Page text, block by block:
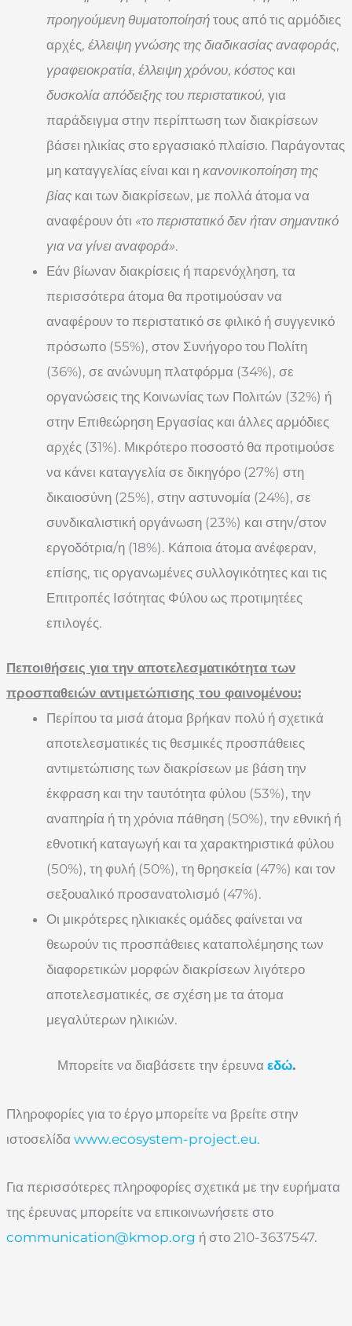
προηγούμενη θυματοποίησή τους από τις αρμόδιες
αρχές, έλλειψη γνώσης της διαδικασίας αναφοράς,
γραφειοκρατία, έλλειψη χρόνου, κόστος και
δυσκολία απόδειξης του περιστατικού, για
παράδειγμα στην περίπτωση των διακρίσεων
βάσει ηλικίας στο εργασιακό πλαίσιο. Παράγοντας
μη καταγγελίας είναι και η κανονικοποίηση της
βίας και των διακρίσεων, με πολλά άτομα να
αναφέρουν ότι «το περιστατικό δεν ήταν σημαντικό
για να γίνει αναφορά».
Εάν βίωναν διακρίσεις ή παρενόχληση, τα
περισσότερα άτομα θα προτιμούσαν να
αναφέρουν το περιστατικό σε φιλικό ή συγγενικό
πρόσωπο (55%), στον Συνήγορο του Πολίτη
(36%), σε ανώνυμη πλατφόρμα (34%), σε
οργανώσεις της Κοινωνίας των Πολιτών (32%) ή
στην Επιθεώρηση Εργασίας και άλλες αρμόδιες
αρχές (31%). Μικρότερο ποσοστό θα προτιμούσε
να κάνει καταγγελία σε δικηγόρο (27%) στη
δικαιοσύνη (25%), στην αστυνομία (24%), σε
συνδικαλιστική οργάνωση (23%) και στην/στον
εργοδότρια/η (18%). Κάποια άτομα ανέφεραν,
επίσης, τις οργανωμένες συλλογικότητες και τις
Επιτροπές Ισότητας Φύλου ως προτιμητέες
επιλογές.
Πεποιθήσεις για την αποτελεσματικότητα των
προσπαθειών αντιμετώπισης του φαινομένου:
Περίπου τα μισά άτομα βρήκαν πολύ ή σχετικά
αποτελεσματικές τις θεσμικές προσπάθειες
αντιμετώπισης των διακρίσεων με βάση την
έκφραση και την ταυτότητα φύλου (53%), την
αναπηρία ή τη χρόνια πάθηση (50%), την εθνική ή
εθνοτική καταγωγή και τα χαρακτηριστικά φύλου
(50%), τη φυλή (50%), τη θρησκεία (47%) και τον
σεξουαλικό προσανατολισμό (47%).
Οι μικρότερες ηλικιακές ομάδες φαίνεται να
θεωρούν τις προσπάθειες καταπολέμησης των
διαφορετικών μορφών διακρίσεων λιγότερο
αποτελεσματικές, σε σχέση με τα άτομα
μεγαλύτερων ηλικιών.
Μπορείτε να διαβάσετε την έρευνα εδώ.
Πληροφορίες για το έργο μπορείτε να βρείτε στην
ιστοσελίδα www.ecosystem-project.eu.
Για περισσότερες πληροφορίες σχετικά με την ευρήματα
της έρευνας μπορείτε να επικοινωνήσετε στο
communication@kmop.org ή στο 210-3637547.